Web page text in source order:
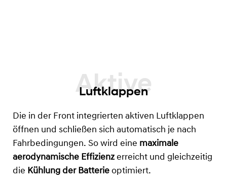
Luftklappen
Die in der Front integrierten aktiven Luftklappen
öffnen und schließen sich automatisch je nach
Fahrbedingungen. So wird eine maximale
aerodynamische Effizienzerreicht und gleichzeitig
die Kühlung der Batterie optimiert.